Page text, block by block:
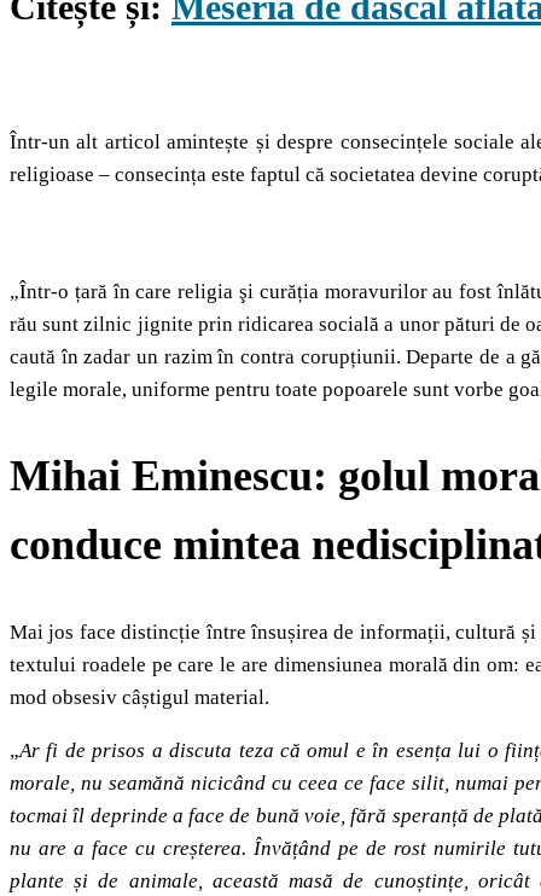
Într-un alt articol amintește și despre consecințele sociale
religioase – consecința este faptul că societatea devine
„Într-o țară în care religia şi curăția moravurilor au fost
rău sunt zilnic jignite prin ridicarea socială a unor pături de
caută în zadar un razim în contra corupțiunii. Departe de a
legile morale, uniforme pentru toate popoarele sunt vorbe
Mihai Eminescu: golul
conduce mintea
Mai jos face distincție între însușirea de informații, cultură și
textului roadele pe care le are dimensiunea morală din om:
mod obsesiv câștigul material.
„Ar fi de prisos a discuta teza că omul e în esența lui o
morale, nu seamănă nicicând cu ceea ce face silit, numai
tocmai îl deprinde a face de bună voie, fără speranță de
nu are a face cu creșterea. Învățând pe de rost numirile
plante și de animale, această masă de cunoștințe,